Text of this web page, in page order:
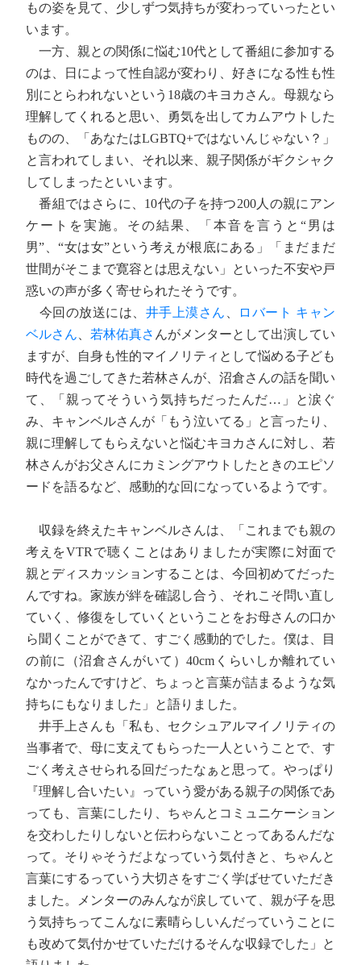
もの姿を見て、少しずつ気持ちが変わっていったとい
います。
一方、親との関係に悩む10代として番組に参加する
のは、日によって性自認が変わり、好きになる性も性
別にとらわれないという18歳のキヨカさん。母親なら
理解してくれると思い、勇気を出してカムアウトした
ものの、「あなたはLGBTQ+ではないんじゃない？」
と言われてしまい、それ以来、親子関係がギクシャク
してしまったといいます。
番組ではさらに、10代の子を持つ200人の親にアン
ケートを実施。その結果、「本音を言うと“男は
男”、“女は女”という考えが根底にある」「まだまだ
世間がそこまで寛容とは思えない」といった不安や戸
惑いの声が多く寄せられたそうです。
今回の放送には、 井手上漠さん
ロバート キャン
ベルさん
若林佑真さ んがメンターとして出演してい
ますが、自身も性的マイノリティとして悩める子ども
時代を過ごしてきた若林さんが、沼倉さんの話を聞い
て、「親ってそういう気持ちだったんだ…」と涙ぐ
み、キャンベルさんが「もう泣いてる」と言ったり、
親に理解してもらえないと悩むキヨカさんに対し、若
林さんがお父さんにカミングアウトしたときのエピソ
ードを語るなど、感動的な回になっているようです。
収録を終えたキャンベルさんは、「これまでも親の
考えをVTRで聴くことはありましたが実際に対面で
親とディスカッションすることは、今回初めてだった
んですね。家族が絆を確認し合う、それこそ問い直し
ていく、修復をしていくということをお母さんの口か
ら聞くことができて、すごく感動的でした。僕は、目
の前に（沼倉さんがいて）40cmくらいしか離れてい
なかったんですけど、ちょっと言葉が詰まるような気
持ちにもなりました」と語りました。
井手上さんも「私も、セクシュアルマイノリティの
当事者で、母に支えてもらった一人ということで、す
ごく考えさせられる回だったなぁと思って。やっぱり
『理解し合いたい』っていう愛がある親子の関係であ
っても、言葉にしたり、ちゃんとコミュニケーション
を交わしたりしないと伝わらないことってあるんだな
って。そりゃそうだよなっていう気付きと、ちゃんと
言葉にするっていう大切さをすごく学ばせていただき
ました。メンターのみんなが涙していて、親が子を思
う気持ちってこんなに素晴らしいんだっていうことに
も改めて気付かせていただけるそんな収録でした」と